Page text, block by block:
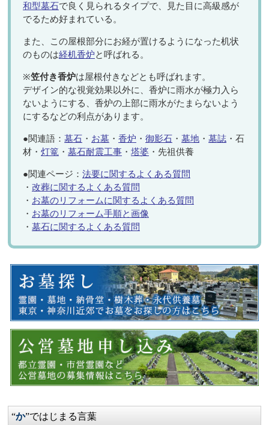
和型墓石で良く見られるタイプで、見た目に高級感が
でるため好まれている。
また、この屋根部分にお経が置けるようになった机状
のものは経机香炉と呼ばれる。
※笠付き香炉は屋根付きなどとも呼ばれます。
デザイン的な視覚効果以外に、香炉に雨水が極力入ら
ないようにする、香炉の上部に雨水がたまらないよう
にするなどの利点があります。
●関連語： 墓石 ・ お墓 ・ 香炉 ・ 御影石 ・ 墓地 ・ 墓誌 ・石
材・ 灯篭 ・ 墓石耐震工事 ・ 塔婆 ・先祖供養
●関連ページ： 法要に関するよくある質問
・ 改葬に関するよくある質問
・ お墓のリフォームに関するよくある質問
・ お墓のリフォーム手順と画像
・ 墓石に関するよくある質問
“か”ではじまる言葉